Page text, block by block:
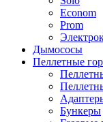
Econom
Prom
Дымососы
Пеллетные
Бункеры